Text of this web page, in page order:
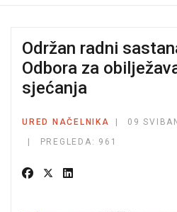
Održan radni
Odbora za
sjećanja
URED NAČELNIKA
09
PREGLEDA: 961